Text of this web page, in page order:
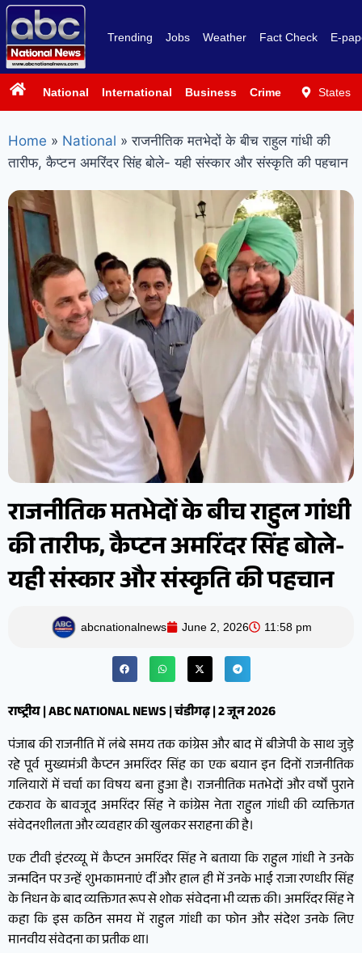
Trending Jobs Weather Fact Check E-
National International Business Crime PoliticsStates
Home » National » राजनीतिक मतभेदों के बीच राहुल गांधी की
तारीफ, कैप्टन अमरिंदर सिंह बोले- यही संस्कार और संस्कृति की पहचान
राजनीतिक मतभेदों के बीच राहुल गांधी
की तारीफ, कैप्टन अमरिंदर सिंह बोले-
यही संस्कार और संस्कृति की पहचान
abcnationalnews June 2, 2026 11:58 pm
राष्ट्रीय | ABC NATIONAL NEWS | चंडीगढ़ | 2 जून 2026
पंजाब की राजनीति में लंबे समय तक कांग्रेस और बाद में बीजेपी के साथ जुड़े
रहे पूर्व मुख्यमंत्री कैप्टन अमरिंदर सिंह का एक बयान इन दिनों राजनीतिक
गलियारों में चर्चा का विषय बना हुआ है। राजनीतिक मतभेदों और वर्षों पुराने
टकराव के बावजूद अमरिंदर सिंह ने कांग्रेस नेता राहुल गांधी की व्यक्तिगत
संवेदनशीलता और व्यवहार की खुलकर सराहना की है।
एक टीवी इंटरव्यू में कैप्टन अमरिंदर सिंह ने बताया कि राहुल गांधी ने उनके
जन्मदिन पर उन्हें शुभकामनाएं दीं और हाल ही में उनके भाई राजा रणधीर सिंह
के निधन के बाद व्यक्तिगत रूप से शोक संवेदना भी व्यक्त की। अमरिंदर सिंह ने
कहा कि इस कठिन समय में राहुल गांधी का फोन और संदेश उनके लिए
मानवीय संवेदना का प्रतीक था।